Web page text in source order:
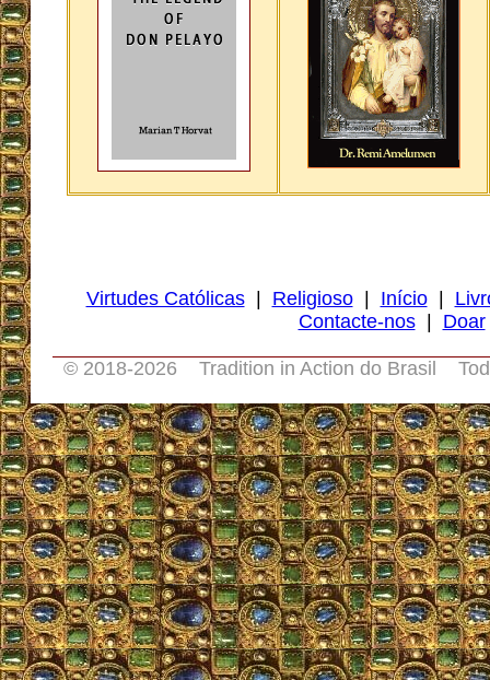
Virtudes Católicas| Religioso| Início|
Contacte-nos| Doar
© 2018-2026 Tradition in Action do Brasil